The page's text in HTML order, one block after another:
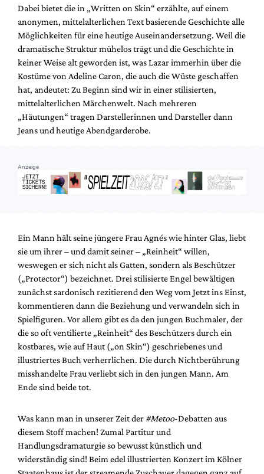
Dabei bietet die in „Written on Skin“ erzählte, auf einem
anonymen, mittelalterlichen Text basierende Geschichte alle
Möglichkeiten für eine heutige Auseinandersetzung. Weil die
dramatische Struktur mühelos trägt und die Geschichte in
keiner Weise alt geworden ist, was Lazar immerhin über die
Kostüme von Adeline Caron, die auch die Wüste geschaffen
hat, andeutet: Zu Beginn sind wir in einer stilisierten,
mittelalterlichen Märchenwelt. Nach mehreren
„Häutungen“ tragen Darstellerinnen und Darsteller dann
Jeans und heutige Abendgarderobe.
Anzeige
Ein Mann hält seine jüngere Frau Agnés wie hinter Glas, liebt
sie um ihrer – und damit seiner – „Reinheit“ willen,
weswegen er sich nicht als Gatten, sondern als Beschützer
(„Protector“) bezeichnet. Drei stilisierte Engel bewältigen
zunächst sardonisch rezitierend den Weg vom Jetzt ins Einst,
kommentieren dann die Beziehung und verwandeln sich in
Spielfiguren. Vor allem gibt es da den jungen Buchmaler, der
die so oft ventilierte „Reinheit“ des Beschützers durch ein
kostbares, wie auf Haut („on Skin“) geschriebenes und
illustriertes Buch verherrlichen. Die durch Nichtberührung
misshandelte Frau verliebt sich in den jungen Mann. Am
Ende sind beide tot.
Was kann man in unserer Zeit der #Metoo-Debatten aus
diesem Stoff machen! Zumal Partitur und
Handlungsdramaturgie so bewusst künstlich und
widerständig sind! Beim edel illustrierten Konzert im Kölner